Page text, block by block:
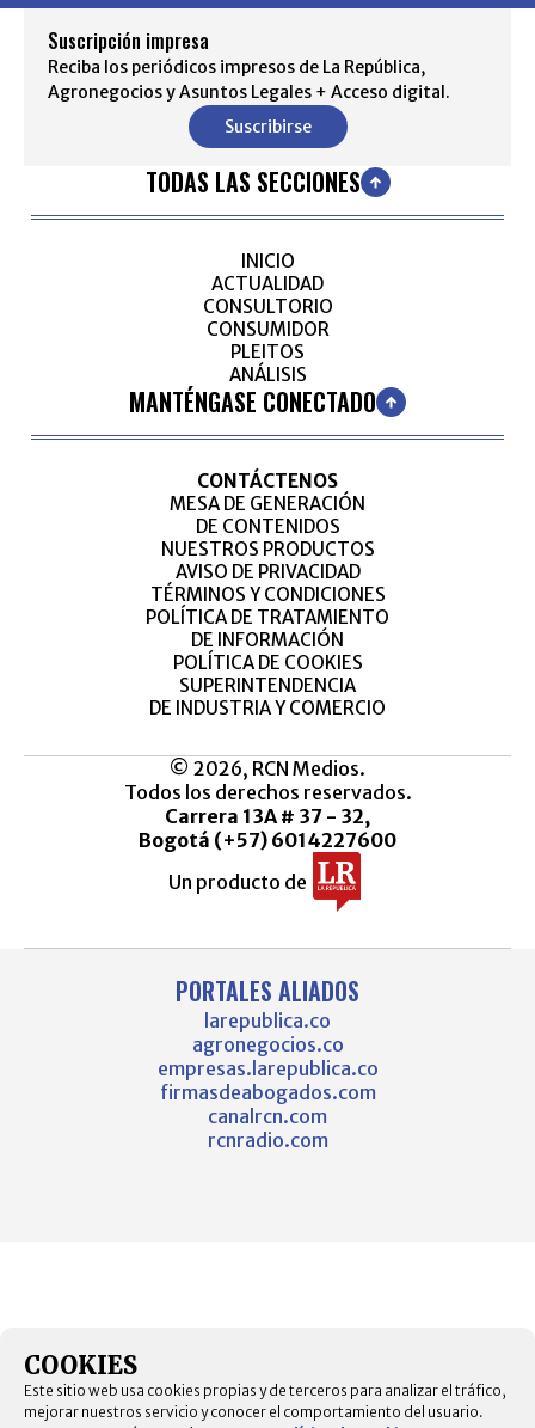
Suscripción impresa
Reciba los periódicos impresos de La República,
Agronegocios y Asuntos Legales + Acceso digital.
Suscribirse
TODAS LAS SECCIONES
INICIO
ACTUALIDAD
CONSULTORIO
CONSUMIDOR
PLEITOS
ANÁLISIS
MANTÉNGASE CONECTADO
CONTÁCTENOS
MESA DE GENERACIÓN
DE CONTENIDOS
NUESTROS PRODUCTOS
AVISO DE PRIVACIDAD
TÉRMINOS Y CONDICIONES
POLÍTICA DE TRATAMIENTO
DE INFORMACIÓN
POLÍTICA DE COOKIES
SUPERINTENDENCIA
DE INDUSTRIA Y COMERCIO
© 2026, RCN Medios.
Todos los derechos reservados.
Carrera 13A # 37 - 32,
Bogotá (+57) 6014227600
Un producto de
PORTALES ALIADOS
larepublica.co
agronegocios.co
empresas.larepublica.co
firmasdeabogados.com
canalrcn.com
rcnradio.com
COOKIES
Este sitio web usa cookies propias y de terceros para analizar el tráfico,
mejorar nuestros servicio y conocer el comportamiento del usuario.